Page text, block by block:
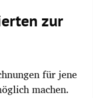
zur
für jene
machen.